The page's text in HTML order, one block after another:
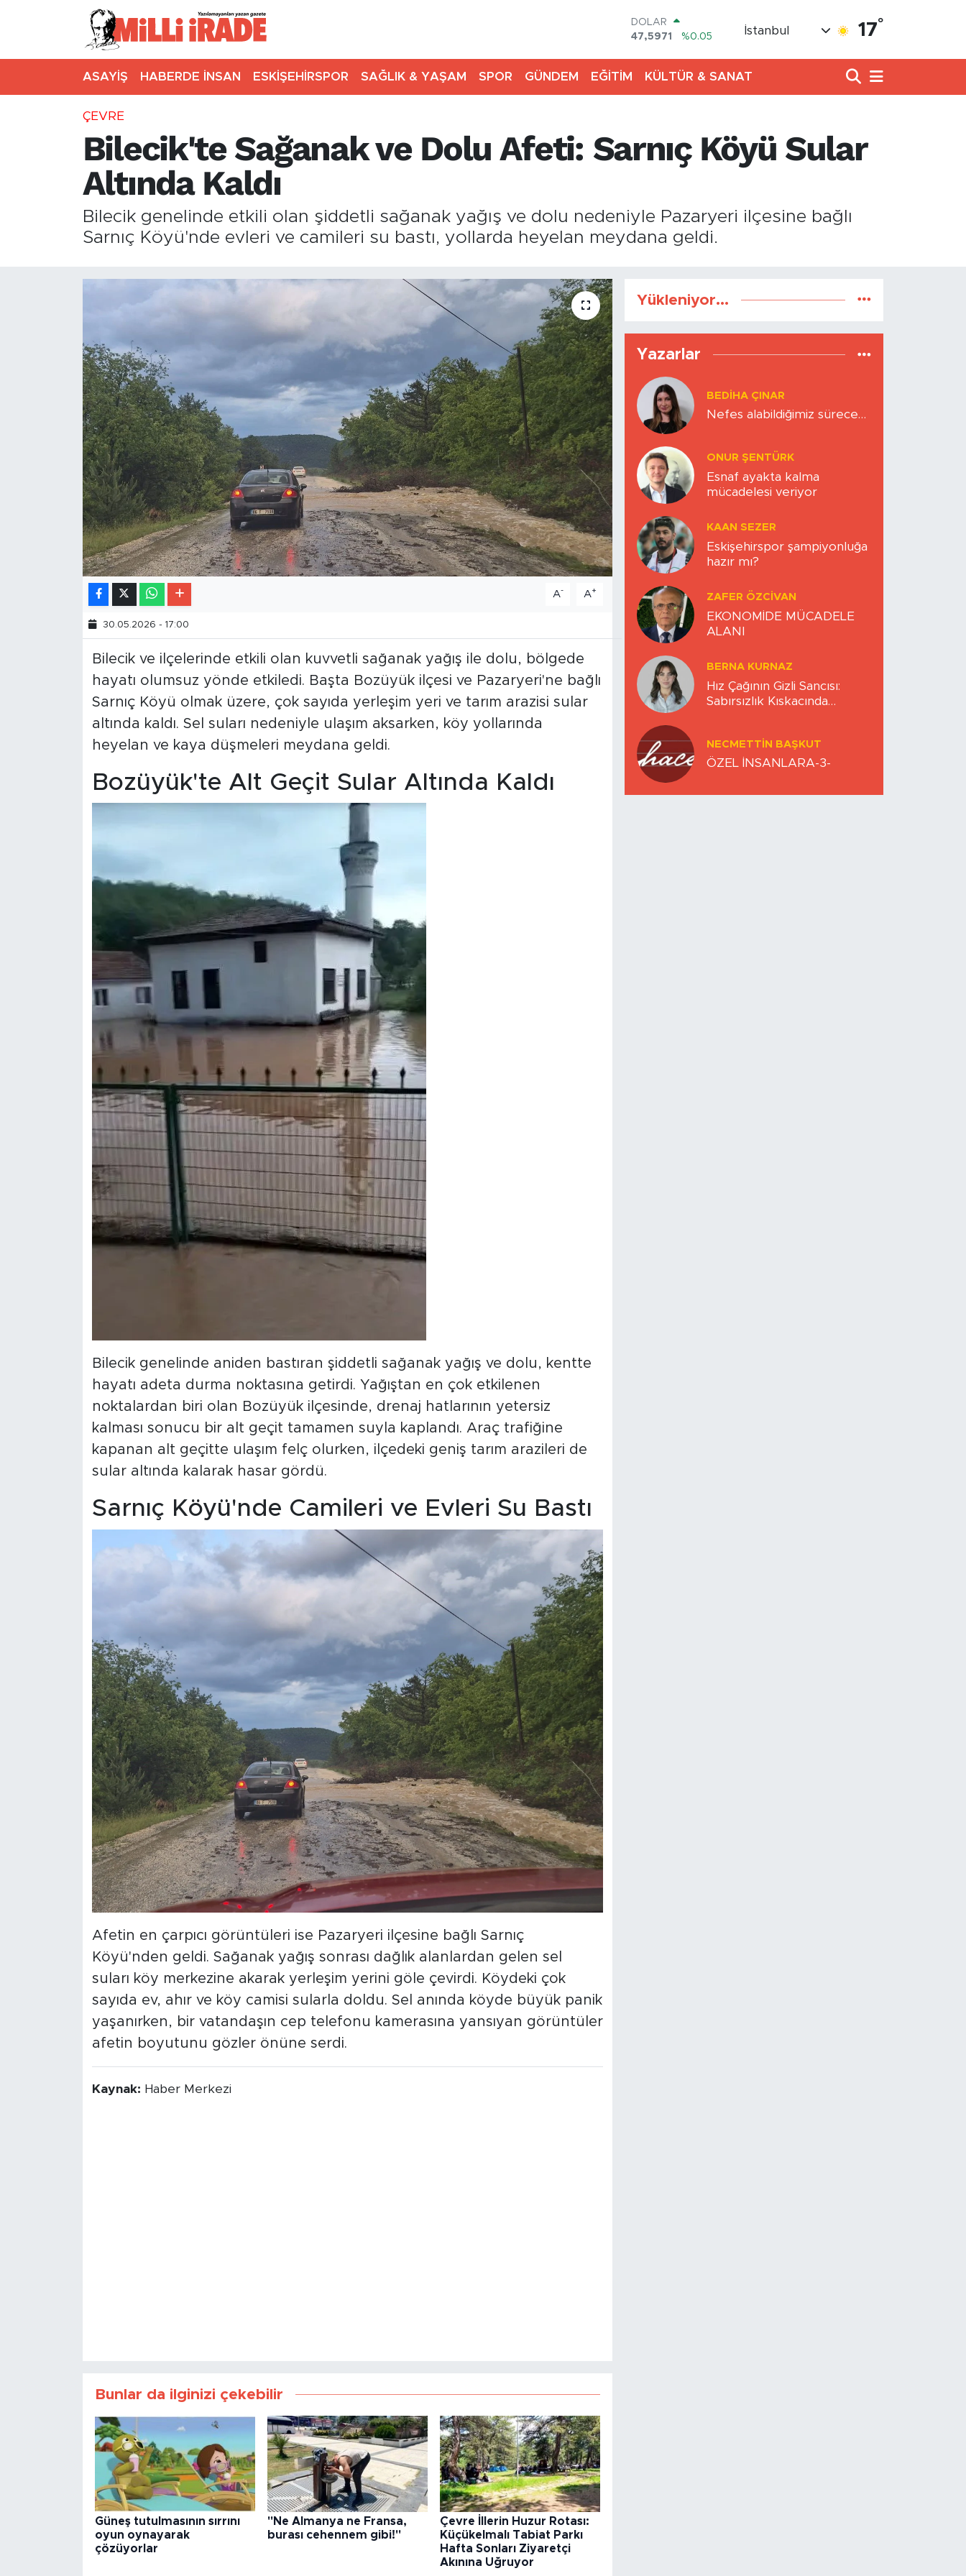
DOLAR
47,5971
%0.05
STERLİN
64,2534
%0.22
13.703
%0
İstanbul 17°
ASAYİŞ HABERDE İNSAN ESKİŞEHİRSPOR SAĞLIK & YAŞAM SPOR GÜNDEM EĞİTİM KÜLTÜR & SANAT
ÇEVRE
Bilecik'te Sağanak ve Dolu Afeti: Sarnıç Köyü Sular
Altında Kaldı
Bilecik genelinde etkili olan şiddetli sağanak yağış ve dolu nedeniyle Pazaryeri ilçesine bağlı
Sarnıç Köyü'nde evleri ve camileri su bastı, yollarda heyelan meydana geldi.
A- A+
30.05.2026 - 17:00
Bilecik ve ilçelerinde etkili olan kuvvetli sağanak yağış ile dolu, bölgede
hayatı olumsuz yönde etkiledi. Başta Bozüyük ilçesi ve Pazaryeri'ne bağlı
Sarnıç Köyü olmak üzere, çok sayıda yerleşim yeri ve tarım arazisi sular
altında kaldı. Sel suları nedeniyle ulaşım aksarken, köy yollarında
heyelan ve kaya düşmeleri meydana geldi.
Bozüyük'te Alt Geçit Sular Altında Kaldı
Bilecik genelinde aniden bastıran şiddetli sağanak yağış ve dolu, kentte
hayatı adeta durma noktasına getirdi. Yağıştan en çok etkilenen
noktalardan biri olan Bozüyük ilçesinde, drenaj hatlarının yetersiz
kalması sonucu bir alt geçit tamamen suyla kaplandı. Araç trafiğine
kapanan alt geçitte ulaşım felç olurken, ilçedeki geniş tarım arazileri de
sular altında kalarak hasar gördü.
Sarnıç Köyü'nde Camileri ve Evleri Su Bastı
Afetin en çarpıcı görüntüleri ise Pazaryeri ilçesine bağlı Sarnıç
Köyü'nden geldi. Sağanak yağış sonrası dağlık alanlardan gelen sel
suları köy merkezine akarak yerleşim yerini göle çevirdi. Köydeki çok
sayıda ev, ahır ve köy camisi sularla doldu. Sel anında köyde büyük panik
yaşanırken, bir vatandaşın cep telefonu kamerasına yansıyan görüntüler
afetin boyutunu gözler önüne serdi.
Kaynak: Haber Merkezi
Bunlar da ilginizi çekebilir
Güneş tutulmasının sırrını
oyun oynayarak
çözüyorlar
"Ne Almanya ne Fransa,
burası cehennem gibi!"
Çevre İllerin Huzur Rotası:
Küçükelmalı Tabiat Parkı
Hafta Sonları Ziyaretçi
Akınına Uğruyor
Yükleniyor...
Yazarlar
BEDIHA ÇINAR
Nefes alabildiğimiz sürece…
ONUR ŞENTÜRK
Esnaf ayakta kalma
mücadelesi veriyor
KAAN SEZER
Eskişehirspor şampiyonluğa
hazır mı?
ZAFER ÖZCIVAN
EKONOMİDE MÜCADELE
ALANI
BERNA KURNAZ
Hız Çağının Gizli Sancısı:
Sabırsızlık Kıskacında
NECMETTIN BAŞKUT
ÖZEL İNSANLARA-3-